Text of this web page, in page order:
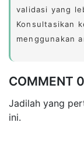
validasi yang
Konsultasikan
menggunakan
COMMENT 0
Jadilah yang
ini.